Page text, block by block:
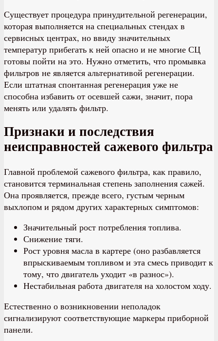
Существует процедура принудительной регенерации,
которая выполняется на специальных стендах в
сервисных центрах, но ввиду значительных
температур прибегать к ней опасно и не многие СЦ
готовы пойти на это. Нужно отметить, что промывка
фильтров не является альтернативой регенерации.
Если штатная спонтанная регенерация уже не
способна избавить от осевшей сажи, значит, пора
менять или удалять фильтр.
Признаки и последствия
неисправностей сажевого фильтра
Главной проблемой сажевого фильтра, как правило,
становится терминальная степень заполнения сажей.
Она проявляется, прежде всего, густым черным
выхлопом и рядом других характерных симптомов:
Значительный рост потребления топлива.
Снижение тяги.
Рост уровня масла в картере (оно разбавляется
впрыскиваемым топливом и эта смесь приводит к
тому, что двигатель уходит «в разнос»).
Нестабильная работа двигателя на холостом ходу.
Естественно о возникновении неполадок
сигнализируют соответствующие маркеры приборной
панели.